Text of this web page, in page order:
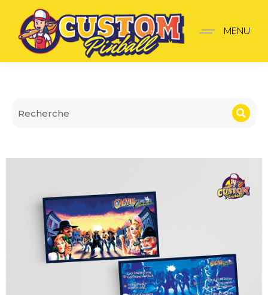
Cartes de Règles
MENU